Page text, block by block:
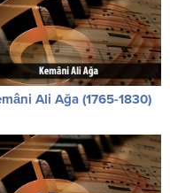
Ali Ağa (1765-1830)